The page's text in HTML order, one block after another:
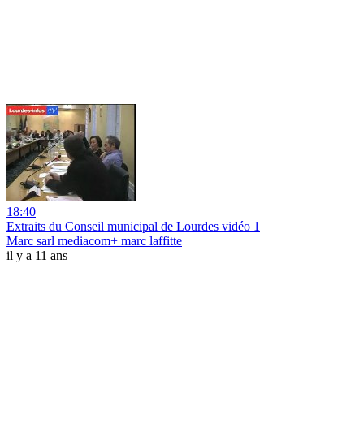
18:40
Extraits du Conseil municipal de Lourdes vidéo 1
Marc sarl mediacom+ marc laffitte
il y a 11 ans